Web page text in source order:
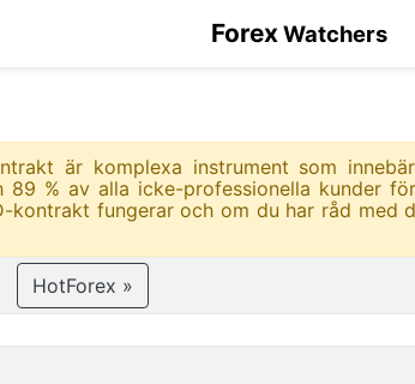
ForexWatchers
är komplexa instrument som
% av alla icke-professionella kunder
kontrakt fungerar och om du har råd med
HotForex »